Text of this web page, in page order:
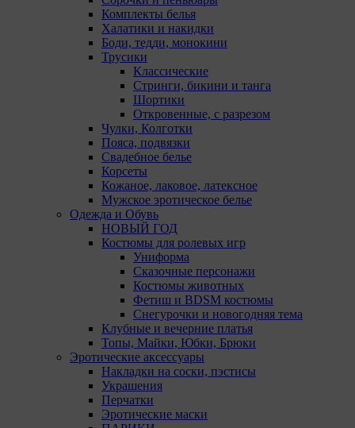
Комплекты белья
Халатики и накидки
Боди, тедди, монокини
Трусики
Классические
Стринги, бикини и танга
Шортики
Откровенные, с разрезом
Чулки, Колготки
Пояса, подвязки
Свадебное белье
Корсеты
Кожаное, лаковое, латексное
Мужское эротическое белье
Одежда и Обувь
НОВЫЙ ГОД
Костюмы для ролевых игр
Униформа
Сказочные персонажи
Костюмы животных
Фетиш и BDSM костюмы
Снегурочки и новогодняя тема
Клубные и вечерние платья
Топы, Майки, Юбки, Брюки
Эротические аксессуары
Накладки на соски, пэстисы
Украшения
Перчатки
Эротические маски
ведущим на соответствующие страницы сайтов
основных браузеров:
Microsoft Edge
Internet Explorer
15. Пользователь всегда может направить сообщение
с имеющимся у него вопросом, в части
использования файлов сookie, на электронную почту
amorby80447490990@gmail.com
Настройка cookie
Мы обрабатываем куки в соответствии с
нижеуказанными целями и не используем их для
идентификации субъектов персональных данных.
Мы поручаем обрабатывать куки для исполнения
указанных целей компаниям (уполномоченным
Аналитические Cookie